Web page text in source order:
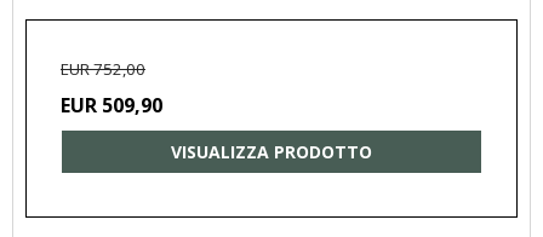
EUR 752,00
EUR 509,90
VISUALIZZA PRODOTTO